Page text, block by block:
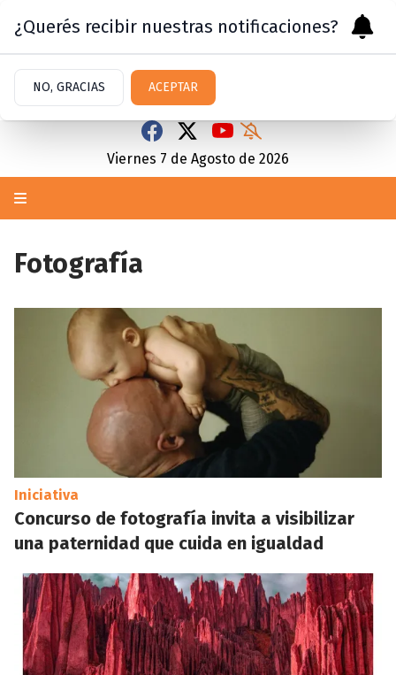
Viernes 7 de Agosto de 2026
Fotografía
Iniciativa
Concurso de fotografía invita a visibilizar
una paternidad que cuida en igualdad
¿Querés recibir nuestras notificaciones?
NO, GRACIAS ACEPTAR